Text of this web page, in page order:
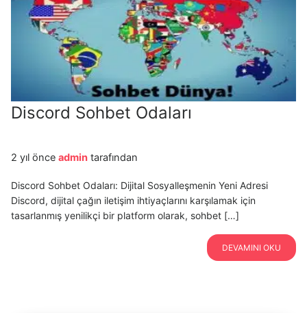
Discord Sohbet Odaları
2 yıl önce admin tarafından
Discord Sohbet Odaları: Dijital Sosyalleşmenin Yeni Adresi
Discord, dijital çağın iletişim ihtiyaçlarını karşılamak için
tasarlanmış yenilikçi bir platform olarak, sohbet […]
DEVAMINI OKU